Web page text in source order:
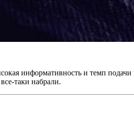
информативность и темп
таки набрали.